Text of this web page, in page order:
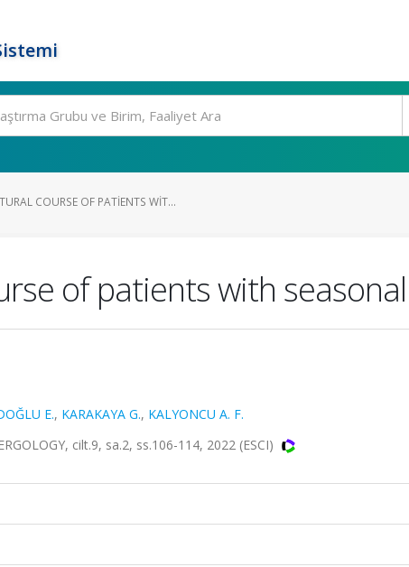
COURSE OF PATIENTS WIT...
of patients with
E., KARAKAYA G., KALYONCU A. F.
cilt.9, sa.2, ss.106-114, 2022 (ESCI)